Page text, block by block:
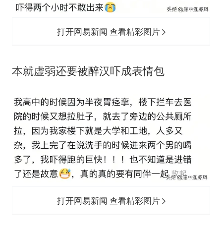
打开网易新闻 查看精彩图片
本就虚弱还要被醉汉吓成表情包
打开网易新闻 查看精彩图片